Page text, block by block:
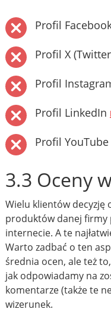
Profil
Profil X
Profil
Profil LinkedIn
Profil YouTube
3.3 Oceny
Wielu klientów decyzję
produktów danej firmy
internecie. A te
Warto zadbać o ten
średnia ocen, ale też
jak odpowiadamy na
komentarze (także te
wizerunek.